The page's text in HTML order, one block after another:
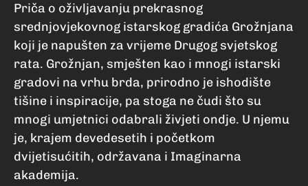
Priča o oživljavanju prekrasnog
srednjovjekovnog istarskog gradića Grožnjana
koji je napušten za vrijeme Drugog svjetskog
rata. Grožnjan, smješten kao i mnogi istarski
gradovi na vrhu brda, prirodno je ishodište
tišine i inspiracije, pa stoga ne čudi što su
mnogi umjetnici odabrali živjeti ondje. U njemu
je, krajem devedesetih i početkom
dvijetisućitih, održavana i Imaginarna
akademija.